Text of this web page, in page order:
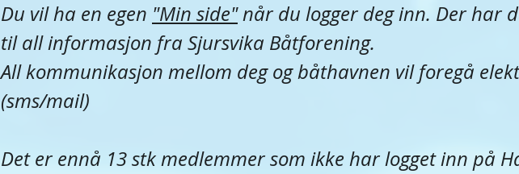
Du vil ha en egen "Min side" når du logger deg inn. Der har
til all informasjon fra Sjursvika Båtforening.
All kommunikasjon mellom deg og båthavnen vil foregå
(sms/mail)
Det er ennå 13 stk medlemmer som ikke har logget inn på